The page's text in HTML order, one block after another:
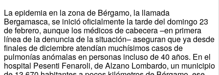
La epidemia en la zona de Bérgamo, la llamada
Bergamasca, se inició oficialmente la tarde del domingo 23
de febrero, aunque los médicos de cabecera –en primera
línea de la denuncia de la situación– aseguran que ya desde
finales de diciembre atendían muchísimos casos de
pulmonías anómalas en personas incluso de 40 años. En el
hospital Pesenti Fenaroli, de Alzano Lombardo, un municipio